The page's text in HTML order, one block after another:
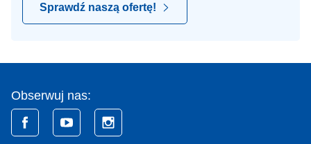
Sprawdź naszą ofertę!
Obserwuj nas: